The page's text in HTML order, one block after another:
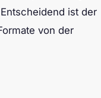
ist der
von der